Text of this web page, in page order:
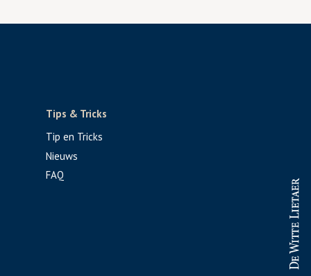
Tips & Tricks
Tip en Tricks
Nieuws
FAQ